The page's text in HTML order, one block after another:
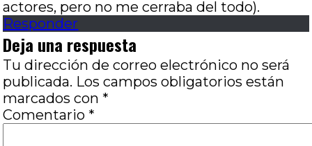
actores, pero no me cerraba del todo).
Responder
Deja una respuesta
Tu dirección de correo electrónico no será
publicada. Los campos obligatorios están
marcados con *
Comentario *